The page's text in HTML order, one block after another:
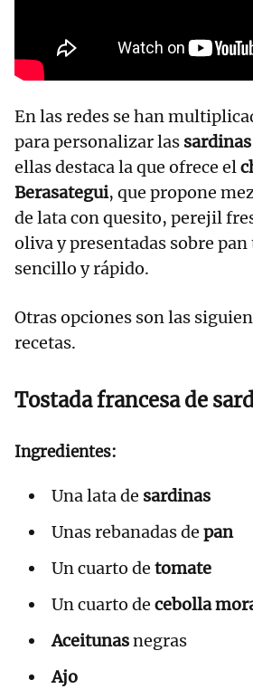
En las redes se han
para personalizar las
ellas destaca la que ofrece el
Berasategui, que propone
de lata con quesito, perejil
oliva y presentadas sobre
sencillo y rápido.
Otras opciones son las
recetas.
Tostada francesa de
Ingredientes:
Una lata de sardinas
Unas rebanadas de pan
Un cuarto de tomate
Un cuarto de cebolla
Aceitunasnegras
Ajo